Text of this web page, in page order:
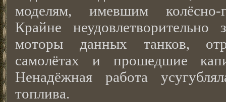
моделям, имевшим колёсно-
Крайне неудовлетворительно
моторы данных танков,
самолётах и прошедшие
Ненадёжная работа
топлива.